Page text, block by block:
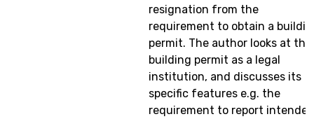
resignation from the
requirement to obtain a
permit. The author looks at the
building permit as a legal
institution, and discusses its
specific features e.g. the
requirement to report intended